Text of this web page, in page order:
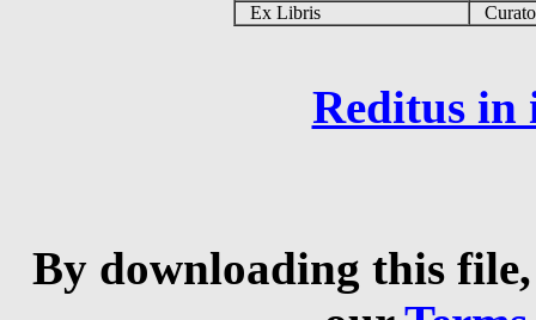
Ex Libris
Reditus in
By downloading this